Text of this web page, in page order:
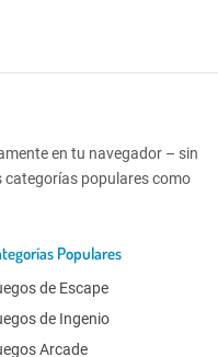
en tu navegador – sin
categorías populares como
Populares
de Escape
de Ingenio
Arcade